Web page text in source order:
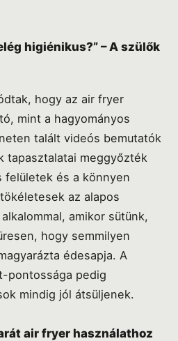
higiénikus?” – A szülők
hogy az air fryer
mint a hagyományos
talált videós bemutatók
tapasztalatai meggyőzték
felületek és a könnyen
az alapos
amikor sütünk,
hogy semmilyen
édesapja. A
pontossága pedig
mindig jól átsüljenek.
air fryer használathoz